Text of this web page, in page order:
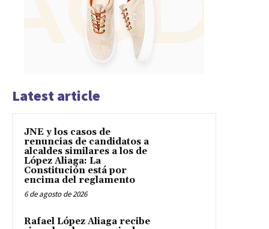
Latest article
JNE y los casos de
renuncias de candidatos a
alcaldes similares a los de
López Aliaga: La
Constitución está por
encima del reglamento
6 de agosto de 2026
Rafael López Aliaga recibe